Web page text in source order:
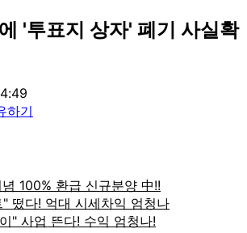
'투표지 상자' 폐기 사실확
하기